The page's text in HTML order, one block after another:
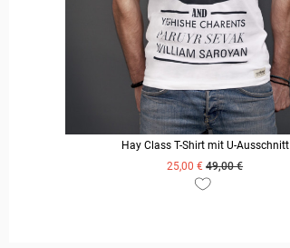
Hay Class T-Shirt mit U-Ausschnitt
25,00 € 49,00 €
ZUM PRODUKT